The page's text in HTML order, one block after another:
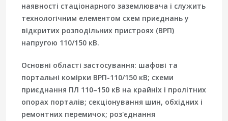
наявності стаціонарного заземлювача і служить
технологічним елементом схем приєднань у
відкритих розподільних пристроях (ВРП)
напругою 110/150 кВ.
Основні області застосування: шафові та
портальні комірки ВРП-110/150 кВ; схеми
приєднання ПЛ 110–150 кВ на крайніх і пролітних
опорах порталів; секціонування шин, обхідних і
ремонтних перемичок; роз'єднання